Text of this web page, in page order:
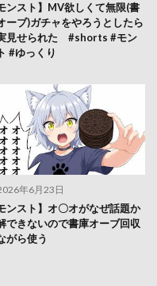
ンスト】MV欲しくて無限(書
ーブ)ガチャをやろうとしたら
見せられた #shorts #モン
#ゆっくり
年6月23日
ンスト】オ〇オがなぜ話題か
できないので書庫オーブ回収
がら使う